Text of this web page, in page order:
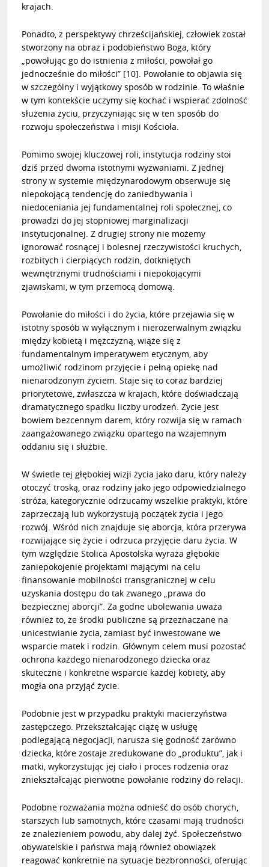
krajach.
Ponadto, z perspektywy chrześcijańskiej, człowiek został
stworzony na obraz i podobieństwo Boga, który
„powołując go do istnienia z miłości, powołał go
jednocześnie do miłości” [10]. Powołanie to objawia się
w szczególny i wyjątkowy sposób w rodzinie. To właśnie
w tym kontekście uczymy się kochać i wspierać zdolność
służenia życiu, przyczyniając się w ten sposób do
rozwoju społeczeństwa i misji Kościoła.
Pomimo swojej kluczowej roli, instytucja rodziny stoi
dziś przed dwoma istotnymi wyzwaniami. Z jednej
strony w systemie międzynarodowym obserwuje się
niepokojącą tendencję do zaniedbywania i
niedoceniania jej fundamentalnej roli społecznej, co
prowadzi do jej stopniowej marginalizacji
instytucjonalnej. Z drugiej strony nie możemy
ignorować rosnącej i bolesnej rzeczywistości kruchych,
rozbitych i cierpiących rodzin, dotkniętych
wewnętrznymi trudnościami i niepokojącymi
zjawiskami, w tym przemocą domową.
Powołanie do miłości i do życia, które przejawia się w
istotny sposób w wyłącznym i nierozerwalnym związku
między kobietą i mężczyzną, wiąże się z
fundamentalnym imperatywem etycznym, aby
umożliwić rodzinom przyjęcie i pełną opiekę nad
nienarodzonym życiem. Staje się to coraz bardziej
priorytetowe, zwłaszcza w krajach, które doświadczają
dramatycznego spadku liczby urodzeń. Życie jest
bowiem bezcennym darem, który rozwija się w ramach
zaangażowanego związku opartego na wzajemnym
oddaniu się i służbie.
W świetle tej głębokiej wizji życia jako daru, który należy
otoczyć troską, oraz rodziny jako jego odpowiedzialnego
stróża, kategorycznie odrzucamy wszelkie praktyki, które
zaprzeczają lub wykorzystują początek życia i jego
rozwój. Wśród nich znajduje się aborcja, która przerywa
rozwijające się życie i odrzuca przyjęcie daru życia. W
tym względzie Stolica Apostolska wyraża głębokie
zaniepokojenie projektami mającymi na celu
finansowanie mobilności transgranicznej w celu
uzyskania dostępu do tak zwanego „prawa do
bezpiecznej aborcji”. Za godne ubolewania uważa
również to, że środki publiczne są przeznaczane na
unicestwianie życia, zamiast być inwestowane we
wsparcie matek i rodzin. Głównym celem musi pozostać
ochrona każdego nienarodzonego dziecka oraz
skuteczne i konkretne wsparcie każdej kobiety, aby
mogła ona przyjąć życie.
Podobnie jest w przypadku praktyki macierzyństwa
zastępczego. Przekształcając ciążę w usługę
podlegającą negocjacji, narusza się godność zarówno
dziecka, które zostaje zredukowane do „produktu”, jak i
matki, wykorzystując jej ciało i proces rodzenia oraz
zniekształcając pierwotne powołanie rodziny do relacji.
Podobne rozważania można odnieść do osób chorych,
starszych lub samotnych, które czasami mają trudności
ze znalezieniem powodu, aby dalej żyć. Społeczeństwo
obywatelskie i państwa mają również obowiązek
reagować konkretnie na sytuacje bezbronności, oferując